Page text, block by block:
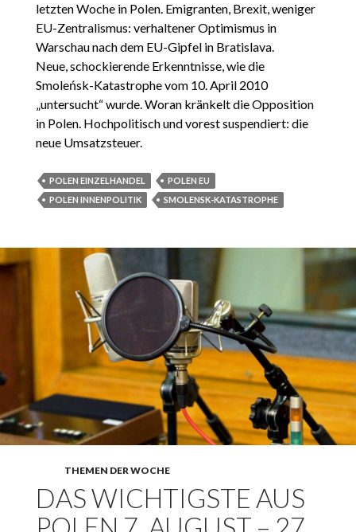
letzten Woche in Polen. Emigranten, Brexit, weniger
EU-Zentralismus: verhaltener Optimismus in
Warschau nach dem EU-Gipfel in Bratislava.
Neue, schockierende Erkenntnisse, wie die
Smoleńsk-Katastrophe vom 10. April 2010
„untersucht“ wurde. Woran kränkelt die Opposition
in Polen. Hochpolitisch und vorest suspendiert: die
neue Umsatzsteuer.
POLEN EINZELHANDEL
POLEN EU
POLEN INNENPOLITIK
SMOLENSK-KATASTROPHE
THEMEN DER WOCHE
DAS WICHTIGSTE AUS